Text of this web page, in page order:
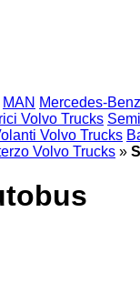
MAN Mercedes-Benz
Volvo Trucks
Volvo Trucks
Volvo Trucks »